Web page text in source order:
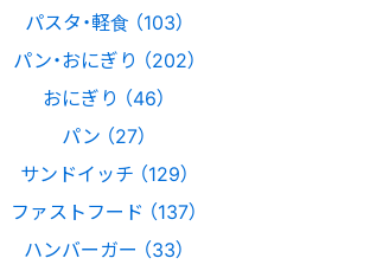
パスタ・軽食 （103）
パン・おにぎり （202）
おにぎり （46）
パン （27）
サンドイッチ （129）
ファストフード （137）
ハンバーガー （33）